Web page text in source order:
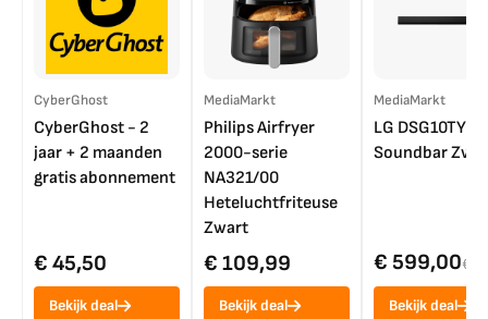
CyberGhost
CyberGhost - 2
jaar + 2 maanden
gratis abonnement
€ 45,50
Bekijk deal
MediaMarkt
Philips Airfryer
2000-serie
NA321/00
Heteluchtfriteuse
Zwart
€ 109,99
Bekijk deal
MediaMarkt
LG DSG10TY
Soundbar
€ 599,00€
Bekijk deal